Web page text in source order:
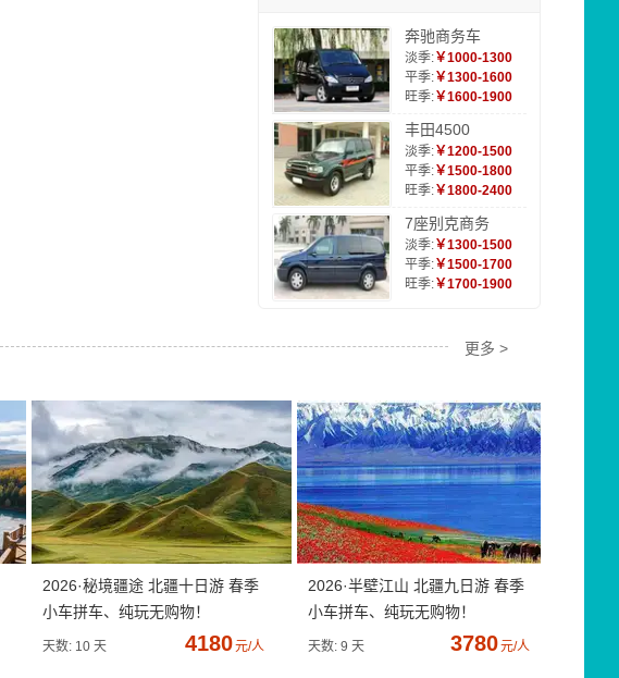
奔驰商务车
淡季:￥1000-1300
平季:￥1300-1600
旺季:￥1600-1900
丰田4500
淡季:￥1200-1500
平季:￥1500-1800
旺季:￥1800-2400
7座别克商务
淡季:￥1300-1500
平季:￥1500-1700
旺季:￥1700-1900
更多 >
2026·秘境疆途 北疆十日游 春季
小车拼车、纯玩无购物！
天数: 10 天 4180元/人
2026·半壁江山 北疆九日游 春季
小车拼车、纯玩无购物！
天数: 9 天 3780元/人